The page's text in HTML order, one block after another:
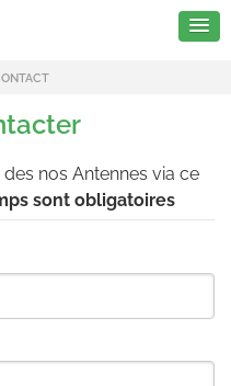
nos Antennes via ce
sont obligatoires